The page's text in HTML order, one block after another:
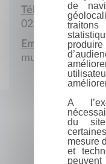
Télécopie :
02.48.20.31.68
Email :
munoz-
de
A
du
mesure
et
peuvent